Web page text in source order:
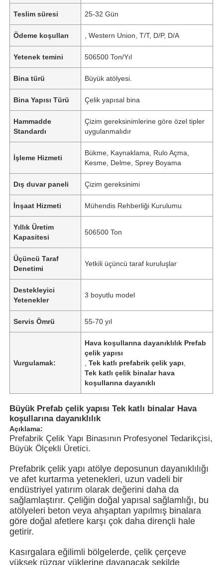
Ana sayfa
Ürünler
VİDEOLAR
Teslim süresi 25-32 Gün
Ödeme koşulları , Western Union, T/T, D/P, D/A
Yetenek temini 506500 Ton/Yıl
Bina türü Büyük atölyesi.
Bina Yapısı Türü Çelik yapısal bina
Hammadde
Standardı
Çizim gereksinimlerine göre özel tipler
uygulanmalıdır
İşleme Hizmeti
Bükme, Kaynaklama, Rulo Açma,
Kesme, Delme, Sprey Boyama
Dış duvar paneli Çizim gereksinimi
İnşaat Hizmeti Mühendis Rehberliği Kurulumu
Yıllık Üretim
Kapasitesi
506500 Ton
Üçüncü Taraf
Denetimi
Yetkili üçüncü taraf kuruluşlar
Destekleyici
Yetenekler
3 boyutlu model
Servis Ömrü 55-70 yıl
Vurgulamak:
Hava koşullarına dayanıklılık Prefab
çelik yapısı
,Tek katlı prefabrik çelik yapı
Tek katlı çelik binalar hava
koşullarına dayanıklı
Büyük Prefab çelik yapısı Tek katlı binalar Hava
koşullarına dayanıklılık
Açıklama:
Prefabrik Çelik Yapı Binasının Profesyonel Tedarikçisi,
Büyük Ölçekli Üretici.
Prefabrik çelik yapı atölye deposunun dayanıklılığı
ve afet kurtarma yetenekleri, uzun vadeli bir
endüstriyel yatırım olarak değerini daha da
sağlamlaştırır. Çeliğin doğal yapısal sağlamlığı, bu
atölyeleri beton veya ahşaptan yapılmış binalara
göre doğal afetlere karşı çok daha dirençli hale
getirir.
Kasırgalara eğilimli bölgelerde, çelik çerçeve
yüksek rüzgar yüklerine dayanacak şekilde